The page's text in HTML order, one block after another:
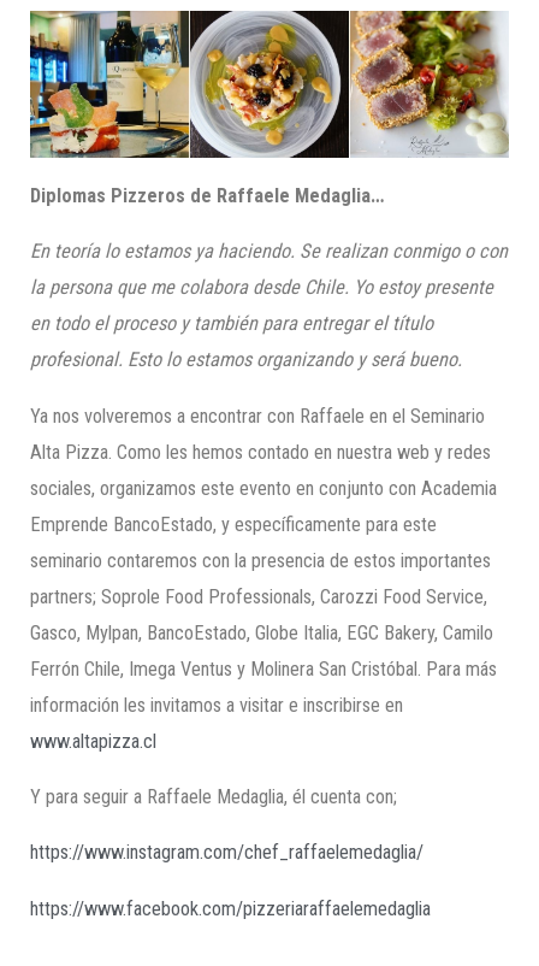
Diplomas Pizzeros de Raffaele Medaglia…
En teoría lo estamos ya haciendo. Se realizan conmigo o con
la persona que me colabora desde Chile. Yo estoy presente
en todo el proceso y también para entregar el título
profesional. Esto lo estamos organizando y será bueno.
Ya nos volveremos a encontrar con Raffaele en el Seminario
Alta Pizza. Como les hemos contado en nuestra web y redes
sociales, organizamos este evento en conjunto con Academia
Emprende BancoEstado, y específicamente para este
seminario contaremos con la presencia de estos importantes
partners; Soprole Food Professionals, Carozzi Food Service,
Gasco, Mylpan, BancoEstado, Globe Italia, EGC Bakery, Camilo
Ferrón Chile, Imega Ventus y Molinera San Cristóbal. Para más
información les invitamos a visitar e inscribirse en
www.altapizza.cl
Y para seguir a Raffaele Medaglia, él cuenta con;
https://www.instagram.com/chef_raffaelemedaglia/
https://www.facebook.com/pizzeriaraffaelemedaglia